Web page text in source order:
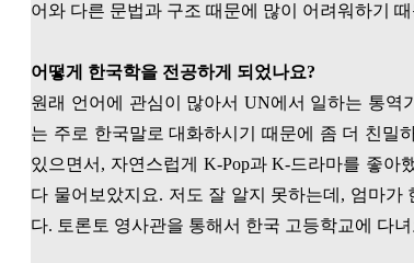
어와 다른 문법과 구조 때문에 많이 어려워하기
어떻게 한국학을 전공하게 되었나요?
원래 언어에 관심이 많아서 UN에서 일하는 통역
는 주로 한국말로 대화하시기 때문에 좀 더 친밀
있으면서 , 자연스럽게 K-Pop과K-드라마를 좋아
다 물어보았지요. 저도 잘 알지 못하는데 , 엄마가
다. 토론토 영사관을 통해서 한국 고등학교에 다